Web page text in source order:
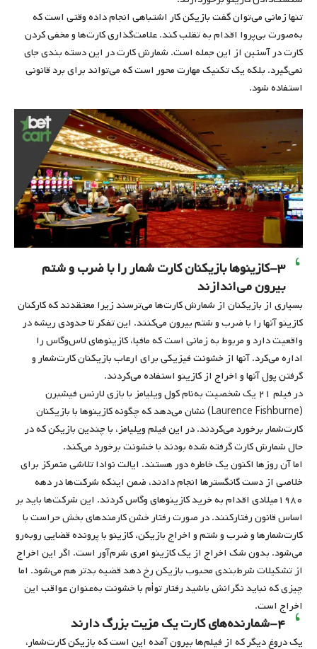
تنها زمانی می‌توان گفت بازیکن کار اشتباهی انجام داده وقتی است که
به‌صورت بی‌پروا اقدام به تقلب کند. علامت‌گذاری کارت‌ها و مخفی کردن
کارت در آستین از این جمله است. شمارش کارت در این دسته بندی جای
نمی‌گیرد. بلکه یک تکنیک مهارت محور است که می‌تواند برای برد قانونی
استفاده شود.
۳-کازینوها بازیکنان کارت شمار را با ضرب و شتم
بیرون می‌اندازند
بسیاری از بازیکنان از شمارش کارت‌ها می‌ترسند زیرا معتقدند که کارکنان
کازینو آنها را با ضرب و شتم بیرون می‌کنند. این تفکر تا حدودی ریشه در
واقعیت دارد و مربوط به زمانی است که مافیا، کازینوهای لاس‌وگاس را
اداره می‌کرد. آنها از خشونت فیزیکی برای ارعاب بازیکنان کارت‌شمار و
گرفتن پول آنها و اخراج از کازینو استفاده می‌کردند.
در فیلم ۲۱ یک شخصیت به‌نام کول ویلیامز با بازی لارنس فیشبرن
(Laurence Fishburne) نشان می‌دهد که چگونه کازینوها با بازیکنان
کارت‌شمار برخورد می‌کردند. در این فیلم ویلیامز، با چندین بازیکن که در
حال شمارش کارت گرفته شده بودند با خشونت برخورد می‌کند.
اما آن روزها اکنون یک خاطره دور هستند. ایالت نوادا تلاشی متمرکز برای
خلاصی از دست گانگسترها انجام دادند، ضمن اینکه شرکت‌ها در دهه
۱۹۸۰میلادی اقدام به خرید کازینوهای وگاس کردند. این شرکت‌ها باید بر
اساس قانون رفتارکنند. در صورت رفتار خشن کارمندهای‌ بخش حراست با
کارت‌شمارها و ضرب و شتم و اخراج بازیکن، کازینو با پرونده قضایی روبه‌رو
می‌شود. بدون شک اخراج از یک کازینو امری شرم‌آور است. اگر این اخراج
از تشکیلات شرط‌بندی محبوب بازیکن رخ دهد قضیه بدتر هم می‌شود. اما
چیزی که نباید نگرانش باشید رفتار توأم با خشونت به‌عنوان عواقب این
اخراج است.
۴-شمارنده‌های کارت یک مزیت بزرگ دارند
یک دروغ دیگر که از فیلم‌ها بیرون آمده این است که بازیکن کارت‌شمار،